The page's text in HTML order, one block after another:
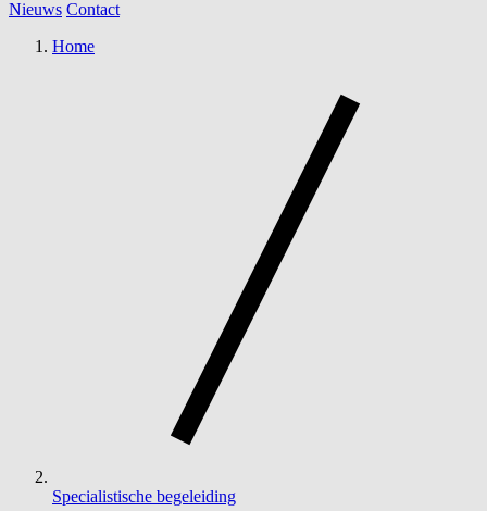
Nieuws Contact
Home
Specialistische begeleiding